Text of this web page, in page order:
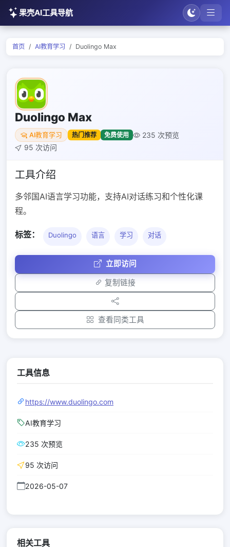
果壳AI工具导航
首页 AI教育学习 Duolingo Max
Duolingo Max
AI教育学习 热门推荐 免费使用
235 次预览
95 次访问
工具介绍
多邻国AI语言学习功能，支持AI对话练习和个性化课
程。
标签： Duolingo 语言 学习 对话
立即访问
复制链接
查看同类工具
工具信息
https://www.duolingo.com
AI教育学习
235 次预览
95 次访问
2026-05-07
相关工具